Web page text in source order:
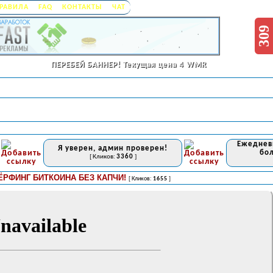
FAQ КОНТАКТЫ ЧАТ
ПЕРЕБЕЙ БАННЕР! Текущая цена 4 WMR
Я уверен, админ проверен!
[ Кликов: 3360 ]
БИТКОИНА БЕЗ КАПЧИ! [ Кликов:1655]
309